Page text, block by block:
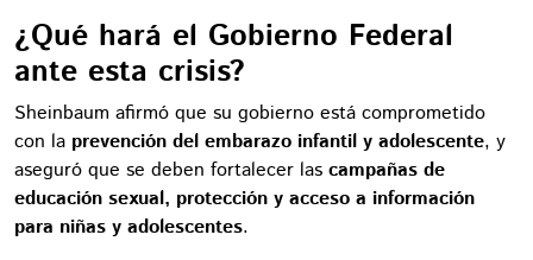
¿Qué hará el Gobierno Federal
ante esta crisis?
Sheinbaum afirmó que su gobierno está comprometido
con la prevención del embarazo infantil y adolescente, y
aseguró que se deben fortalecer las campañas de
educación sexual, protección y acceso a información
para niñas y adolescentes.